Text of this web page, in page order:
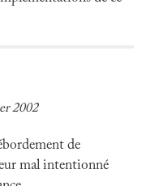
2002
de
mal intentionné